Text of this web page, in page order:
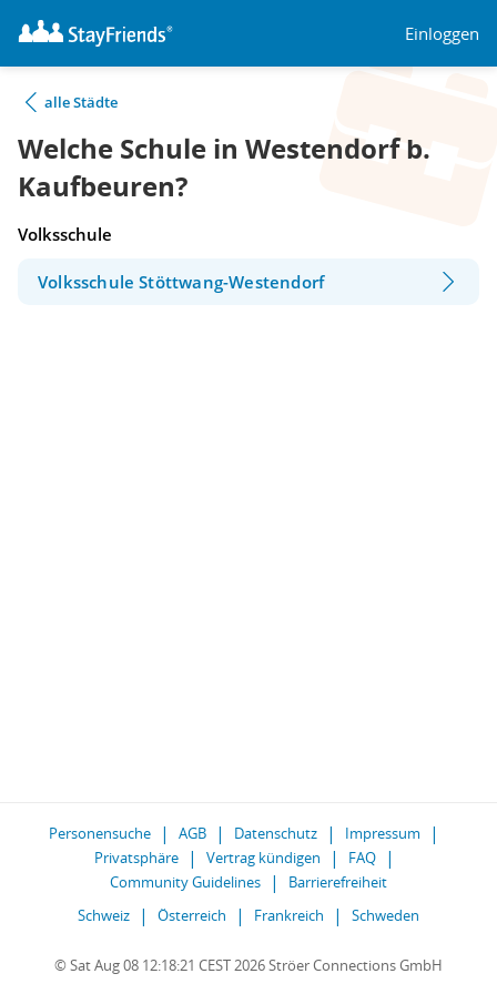
Einloggen
alle Städte
Welche Schule in Westendorf b.
Kaufbeuren?
Volksschule
Volksschule Stöttwang-Westendorf
Personensuche AGB Datenschutz
Impressum
Privatsphäre
Vertrag kündigen
FAQ
Community Guidelines
Barrierefreiheit
Schweiz
Österreich Frankreich Schweden
© Sat Aug 08 12:18:21 CEST 2026 Ströer Connections GmbH